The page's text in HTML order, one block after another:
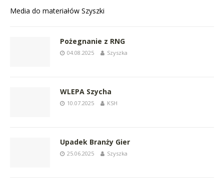
Media do materiałów Szyszki
Pożegnanie z RNG
04.08.2025 Szyszka
WLEPA Szycha
10.07.2025 KSH
Upadek Branży Gier
25.06.2025 Szyszka